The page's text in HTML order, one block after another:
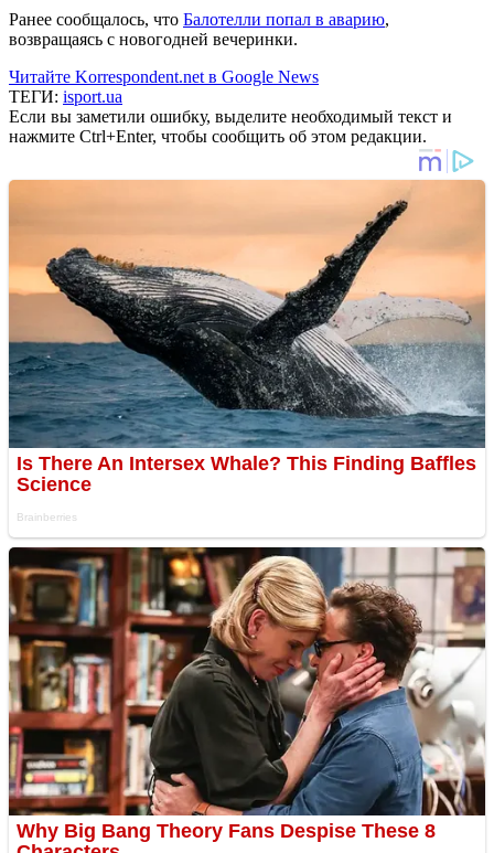
Ранее сообщалось, что Балотелли попал в аварию,
возвращаясь с новогодней вечеринки.
Читайте Korrespondent.net в Google News
ТЕГИ: isport.ua
Если вы заметили ошибку, выделите необходимый текст и
нажмите Ctrl+Enter, чтобы сообщить об этом редакции.